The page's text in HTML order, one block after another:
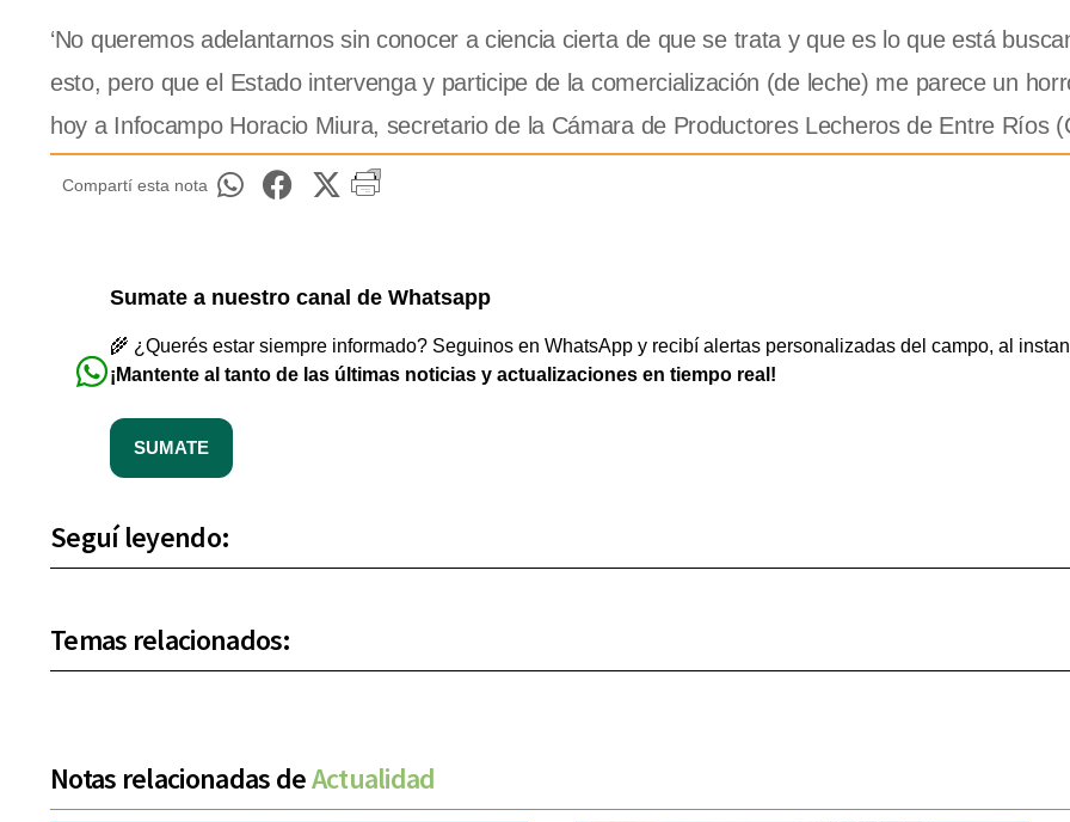
‘No queremos adelantarnos sin conocer a ciencia cierta de que se trata y que es lo que está
esto, pero que el Estado intervenga y participe de la comercialización (de leche) me parece un
hoy a Infocampo Horacio Miura, secretario de la Cámara de Productores Lecheros de Entre Ríos
Compartí esta nota
Sumate a nuestro canal de Whatsapp
🌾 ¿Querés estar siempre informado? Seguinos en WhatsApp y recibí alertas personalizadas del campo, al
¡Mantente al tanto de las últimas noticias y actualizaciones en tiempo real!
SUMATE
Seguí leyendo:
Temas relacionados:
Notas relacionadas deActualidad